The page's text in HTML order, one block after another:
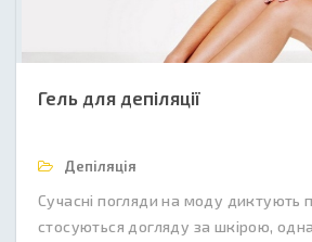
Гель для депіляції
Депіляція
Сучасні погляди на моду диктують
стосуються догляду за шкірою,